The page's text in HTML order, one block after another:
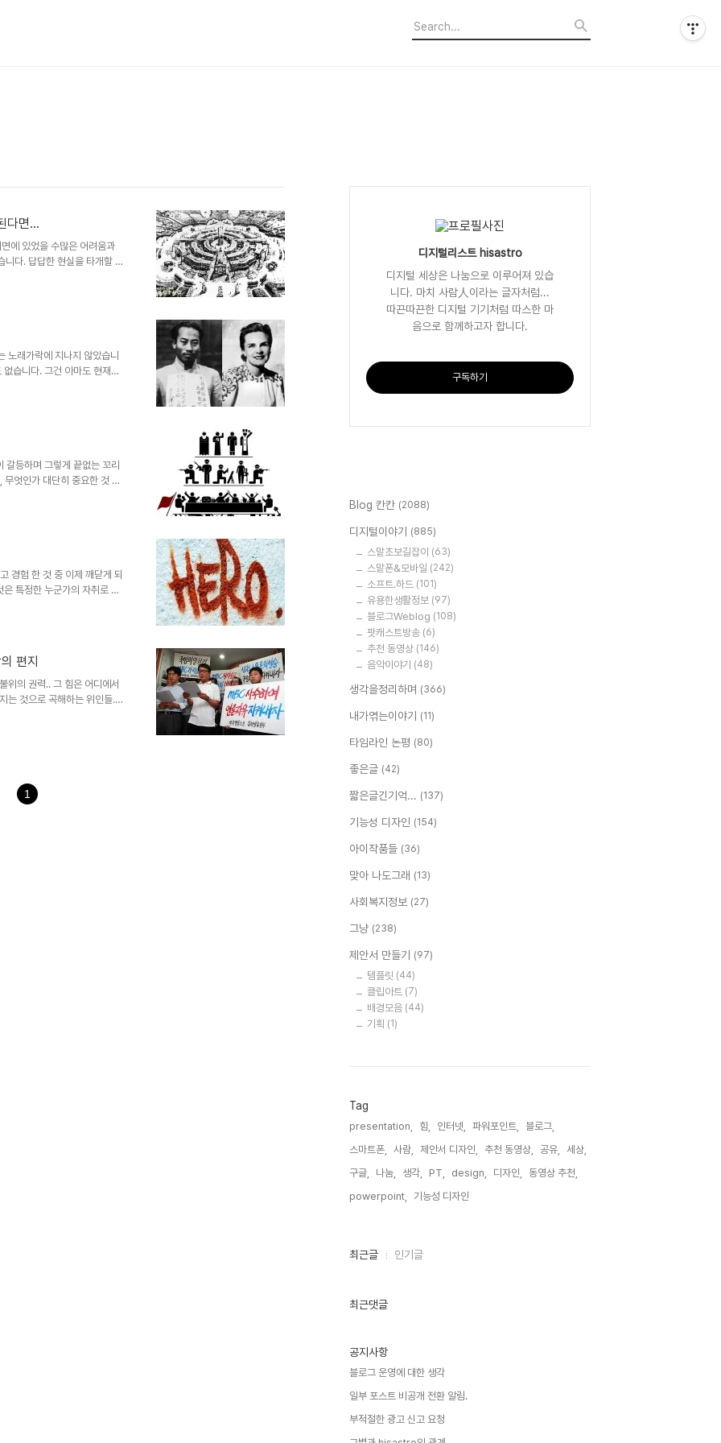
다면...
에 있었을 수많은 어려움과
다. 답답한 현실을 타개할 방
Thomas More Utopia 중에
가 경험해 보지 못한 상태에
않을 수도 있는 ..
노래가락에 지나지 않았습니
습니다. 그건 아마도 현재를
읽었던 조정래 선생님의
스터 스노우의 필명) 아리랑
. 하지만 근거나 자료로써는
등하며 그렇게 끝없는 꼬리
엇인가 대단히 중요한 것 같
에 사로잡혀 진정 보아야할
만들어진 권력이 발휘하는 힘
니다. 조정래 선생님의 소설..
경험 한 것 중 이제 깨닫게 되
특정한 누군가의 자취로 인
그것은 정말 보이지 않는
보는 관점에 따라서는 그렇
게 그대로의 진실이 되어..
편지
위의 권력.. 그 힘은 어디에서
는 것으로 곡해하는 위인들...
했습니다. IT강국이라는 한
을 하게..
1
디지털리스트 hisastro
디지털 세상은 나눔으로 이루어져 있습
니다. 마치 사람人이라는 글자처럼...
따끈따끈한 디지털 기기처럼 따스한 마
음으로 함께하고자 합니다.
구독하기
Blog 칸칸 (2088)
디지털이야기 (885)
스맡초보길잡이 (63)
스맡폰&모바일 (242)
소프트.하드 (101)
유용한생활정보 (97)
블로그Weblog (108)
팟캐스트방송 (6)
추천 동영상 (146)
음악이야기 (48)
생각을정리하며 (366)
내가엮는이야기 (11)
타임라인 논평 (80)
좋은글 (42)
짧은글긴기억... (137)
기능성 디자인 (154)
아이작품들 (36)
맞아 나도그래 (13)
사회복지정보 (27)
그냥 (238)
제안서 만들기 (97)
템플릿 (44)
클립아트 (7)
배경모음 (44)
기획 (1)
Tag
presentation, 힘, 인터넷, 파워포인트,
블로그,
스마트폰,
사람, 제안서 디자인, 추천 동영상, 공유,
세상,
구글,
나눔, 생각, PT, design, 디자인,
동영상 추천,
powerpoint,
기능성 디자인,
최
인
최근글 인기글
최근댓글
공지사항
블로그 운영에 대한 생각
일부 포스트 비공개 전환 알림.
부적절한 광고 신고 요청